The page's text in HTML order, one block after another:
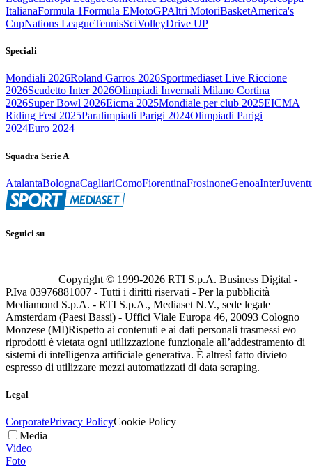
ItalianaFormula 1Formula EMotoGPAltri MotoriBasketAmerica's
CupNations LeagueTennisSciVolleyDrive UP
Speciali
Mondiali 2026Roland Garros 2026Sportmediaset Live Riccione
2026Scudetto Inter 2026Olimpiadi Invernali Milano Cortina
2026Super Bowl 2026Eicma 2025Mondiale per club 2025EICMA
Riding Fest 2025Paralimpiadi Parigi 2024Olimpiadi Parigi
2024Euro 2024
Squadra Serie A
AtalantaBolognaCagliariComoFiorentinaFrosinoneGenoaInter
Seguici su
Copyright © 1999-2026 RTI S.p.A. Business Digital -
P.Iva 03976881007 - Tutti i diritti riservati - Per la pubblicità
Mediamond S.p.A. - RTI S.p.A., Mediaset N.V., sede legale
Amsterdam (Paesi Bassi) - Uffici Viale Europa 46, 20093 Cologno
Monzese (MI)Rispetto ai contenuti e ai dati personali trasmessi e/o
riprodotti è vietata ogni utilizzazione funzionale all’addestramento di
sistemi di intelligenza artificiale generativa. È altresì fatto divieto
espresso di utilizzare mezzi automatizzati di data scraping.
Legal
CorporatePrivacy PolicyCookie Policy
Media
Video
Foto